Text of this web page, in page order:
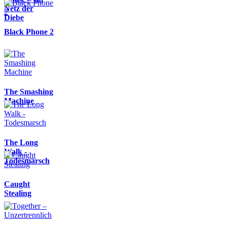
Netz der
Diebe
Black Phone 2
The Smashing
Machine
The Long
Walk -
Todesmarsch
Caught
Stealing